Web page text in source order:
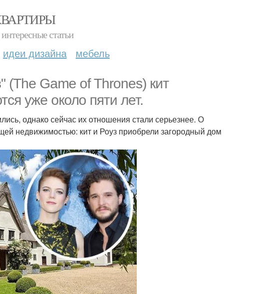
статьи
идеи дизайна мебель
(The Game of Thrones) кит
уже около пяти лет.
однако сейчас их отношения стали серьезнее. О
недвижимостью: кит и Роуз приобрели загородный дом